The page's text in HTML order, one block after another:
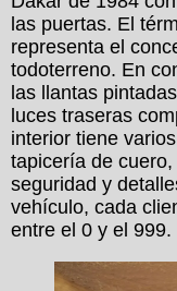
las puertas. El
representa el
todoterreno. En
las llantas
luces traseras
interior tiene
tapicería de
seguridad y
vehículo, cada
entre el 0 y el 999.